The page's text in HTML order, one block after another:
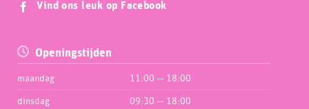
Vind ons leuk op Facebook
Openingstijden
maandag 11:00 — 18:00
dinsdag 09:30 — 18:00